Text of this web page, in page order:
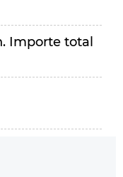
Importe total